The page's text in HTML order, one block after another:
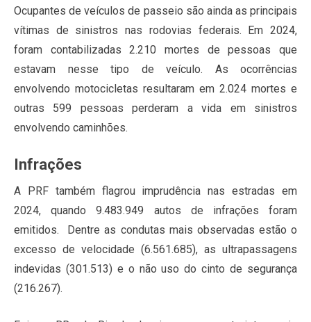
Ocupantes de veículos de passeio são ainda as principais
vítimas de sinistros nas rodovias federais. Em 2024,
foram contabilizadas 2.210 mortes de pessoas que
estavam nesse tipo de veículo. As ocorrências
envolvendo motocicletas resultaram em 2.024 mortes e
outras 599 pessoas perderam a vida em sinistros
envolvendo caminhões.
Infrações
A PRF também flagrou imprudência nas estradas em
2024, quando 9.483.949 autos de infrações foram
emitidos. Dentre as condutas mais observadas estão o
excesso de velocidade (6.561.685), as ultrapassagens
indevidas (301.513) e o não uso do cinto de segurança
(216.267).